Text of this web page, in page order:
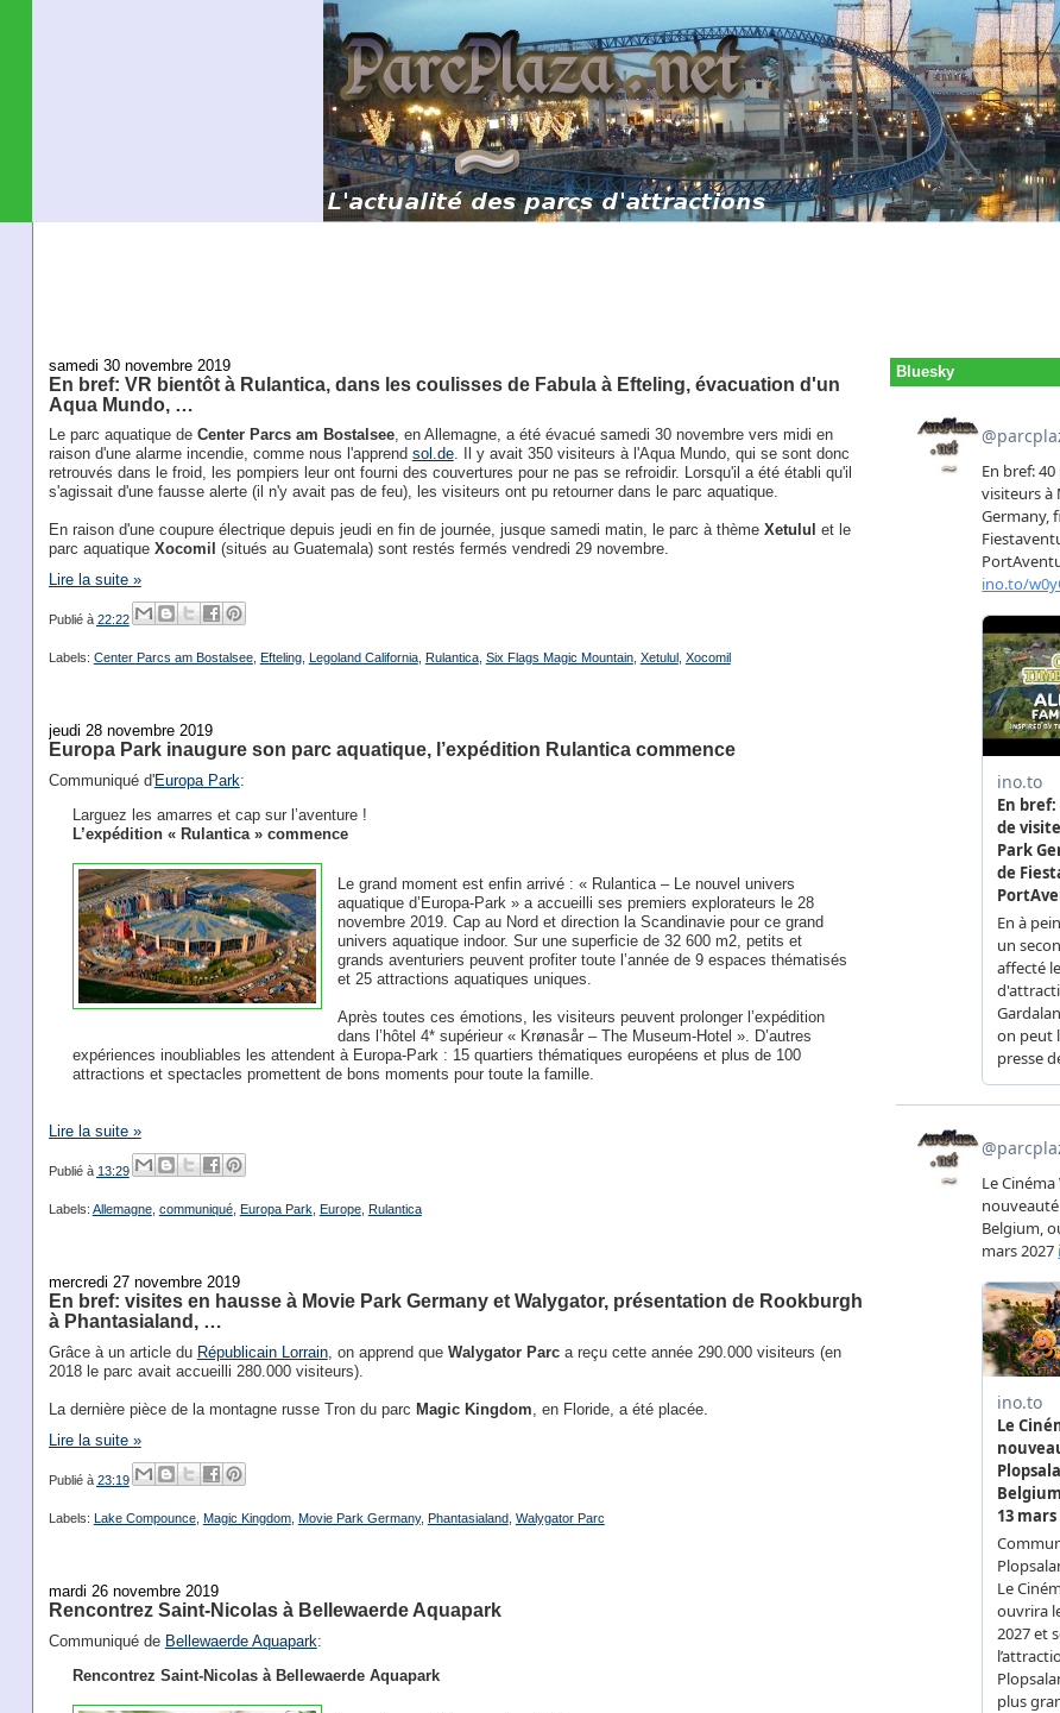
samedi 30 novembre 2019
En bref: VR bientôt à Rulantica, dans les coulisses de Fabula à Efteling, évacuation d'un
Aqua Mundo, …
Le parc aquatique de Center Parcs am Bostalsee, en Allemagne, a été évacué samedi 30 novembre vers midi en
raison d'une alarme incendie, comme nous l'apprend sol.de. Il y avait 350 visiteurs à l'Aqua Mundo, qui se sont donc
retrouvés dans le froid, les pompiers leur ont fourni des couvertures pour ne pas se refroidir. Lorsqu'il a été établi qu'il
s'agissait d'une fausse alerte (il n'y avait pas de feu), les visiteurs ont pu retourner dans le parc aquatique.
En raison d'une coupure électrique depuis jeudi en fin de journée, jusque samedi matin, le parc à thème Xetulul et le
parc aquatique Xocomil (situés au Guatemala) sont restés fermés vendredi 29 novembre.
Lire la suite »
Publié à 22:22
Labels: Center Parcs am Bostalsee, Efteling, Legoland California, Rulantica, Six Flags Magic Mountain, Xetulul, Xocomil
jeudi 28 novembre 2019
Europa Park inaugure son parc aquatique, l’expédition Rulantica commence
Communiqué d'Europa Park:
Larguez les amarres et cap sur l’aventure !
L’expédition « Rulantica » commence
Le grand moment est enfin arrivé : « Rulantica – Le nouvel univers
aquatique d’Europa-Park » a accueilli ses premiers explorateurs le 28
novembre 2019. Cap au Nord et direction la Scandinavie pour ce grand
univers aquatique indoor. Sur une superficie de 32 600 m2, petits et
grands aventuriers peuvent profiter toute l’année de 9 espaces thématisés
et 25 attractions aquatiques uniques.
Après toutes ces émotions, les visiteurs peuvent prolonger l’expédition
dans l’hôtel 4* supérieur « Krønasår – The Museum-Hotel ». D’autres
expériences inoubliables les attendent à Europa-Park : 15 quartiers thématiques européens et plus de 100
attractions et spectacles promettent de bons moments pour toute la famille.
Lire la suite »
Publié à 13:29
Labels: Allemagne, communiqué, Europa Park Europe, Rulantica
mercredi 27 novembre 2019
En bref: visites en hausse à Movie Park Germany et Walygator, présentation de Rookburgh
à Phantasialand, …
Grâce à un article du Républicain Lorrain, on apprend que Walygator Parca reçu cette année 290.000 visiteurs (en
2018 le parc avait accueilli 280.000 visiteurs).
La dernière pièce de la montagne russe Tron du parc Magic Kingdom, en Floride, a été placée.
Lire la suite »
Publié à 23:19
Labels: Lake Compounce, Magic Kingdom, Movie Park Germany, Phantasialand, Walygator Parc
mardi 26 novembre 2019
Rencontrez Saint-Nicolas à Bellewaerde Aquapark
Communiqué de Bellewaerde Aquapark:
Rencontrez Saint-Nicolas à Bellewaerde Aquapark
Bluesky